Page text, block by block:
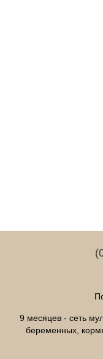
9 месяцев - сеть
беременных,